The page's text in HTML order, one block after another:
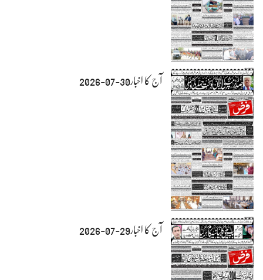
آج کا اخبار30-07-2026
آج کا اخبار29-07-2026